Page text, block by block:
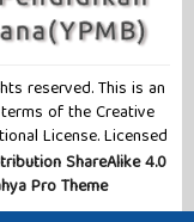
reserved. This is an
of the Creative
License. Licensed
ShareAlike 4.0
Pro Theme